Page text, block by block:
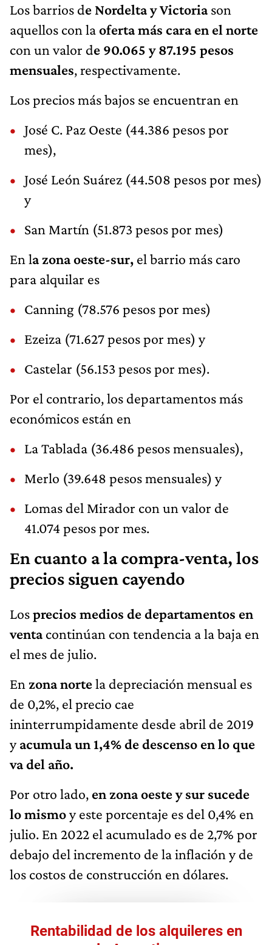
Los barrios de Nordelta y Victoriason
aquellos con laoferta más cara en el norte
con un valor de 90.065 y 87.195 pesos
mensuales, respectivamente.
Los precios más bajos se encuentran en
José C. Paz Oeste (44.386 pesos por
mes),
José León Suárez (44.508 pesos por mes)
y
San Martín (51.873 pesos por mes)
En la zona oeste-sur, el barrio más caro
para alquilar es
Canning (78.576 pesos por mes)
Ezeiza (71.627 pesos por mes) y
Castelar (56.153 pesos por mes).
Por el contrario, los departamentos más
económicos están en
La Tablada (36.486 pesos mensuales),
Merlo (39.648 pesos mensuales) y
Lomas del Mirador con un valor de
41.074 pesos por mes.
En cuanto a la compra-venta, los
precios siguen cayendo
Losprecios medios de departamentos en
ventacontinúan con tendencia a la baja en
el mes de julio.
En zona nortela depreciación mensual es
de 0,2%, el precio cae
ininterrumpidamente desde abril de 2019
yacumula un 1,4% de descenso en lo que
va del año.
Por otro lado, en zona oeste y sur sucede
lo mismoy este porcentaje es del 0,4% en
julio. En 2022 el acumulado es de 2,7% por
debajo del incremento de la inflación y de
los costos de construcción en dólares.
Rentabilidad de los alquileres en